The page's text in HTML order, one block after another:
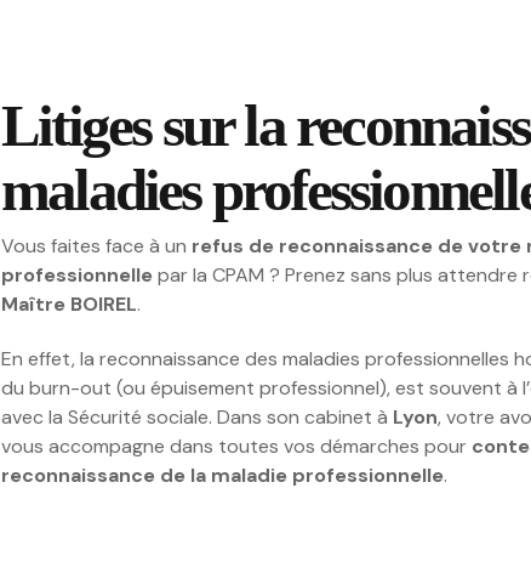
Litiges sur la
maladies
Vous faites face à un refus de reconnaissance de votre
professionnelle par la CPAM ? Prenez sans plus attendre
Maître BOIREL.
En effet, la reconnaissance des maladies professionnelles
du burn-out (ou épuisement professionnel), est souvent à
avec la Sécurité sociale. Dans son cabinet à Lyon, votre
vous accompagne dans toutes vos démarches pour
reconnaissance de la maladie professionnelle.